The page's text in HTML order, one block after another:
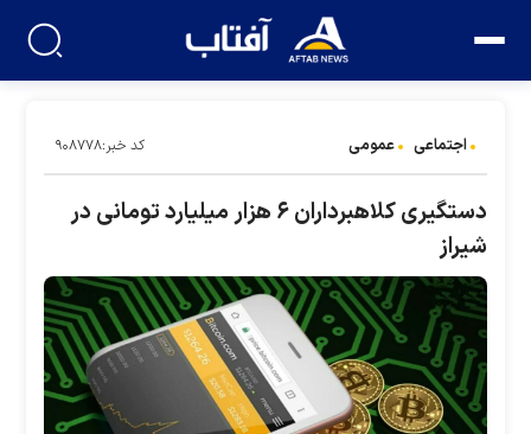
اجتماعی عمومی کد خبر:۹۰۸۷۷۸
دستگیری کلاهبرداران ۶ هزار میلیارد تومانی در
شیراز